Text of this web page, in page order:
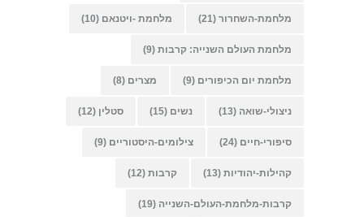
מלחמת-השחרור (21) מלחמת -ויטנאם (10)
מלחמת העולם השנייה: קרבות (9)
מלחמת יום הכיפורים (9) מצרים (8)
ניצולי-שואה (13) נשים (15) סטלין (12)
סיפורי-חיים (24) צילומים-היסטוריים (9)
קהילות-יהודיות (13) קרבות (12)
קרבות-מלחמת-העולם-השנייה (19)